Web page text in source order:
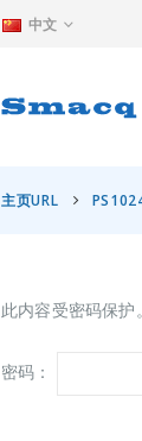
中文
主页URL
此内容受密码保护
密码：